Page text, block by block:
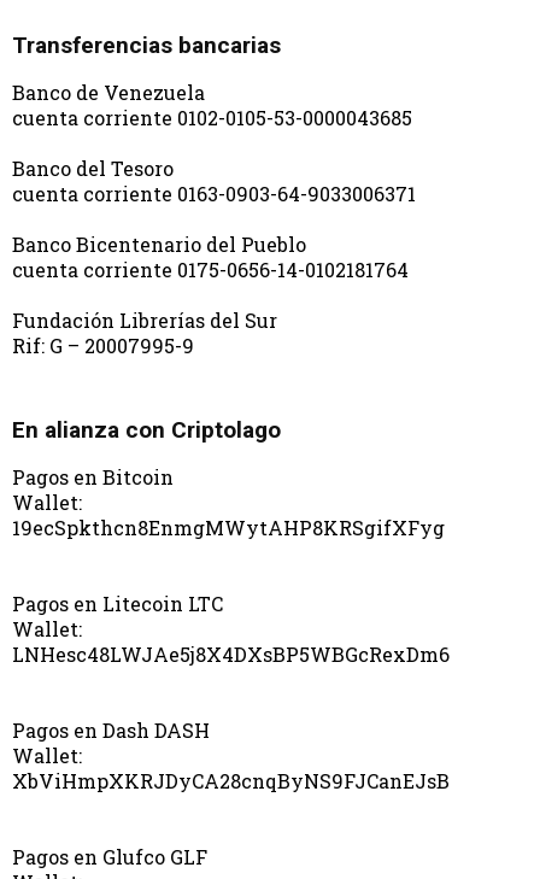
Transferencias bancarias
Banco de Venezuela
cuenta corriente 0102-0105-53-0000043685
Banco del Tesoro
cuenta corriente 0163-0903-64-9033006371
Banco Bicentenario del Pueblo
cuenta corriente 0175-0656-14-0102181764
Fundación Librerías del Sur
Rif: G – 20007995-9
En alianza con Criptolago
Pagos en Bitcoin
Wallet:
19ecSpkthcn8EnmgMWytAHP8KRSgifXFyg
Pagos en Litecoin LTC
Wallet:
LNHesc48LWJAe5j8X4DXsBP5WBGcRexDm6
Pagos en Dash DASH
Wallet:
XbViHmpXKRJDyCA28cnqByNS9FJCanEJsB
Pagos en Glufco GLF